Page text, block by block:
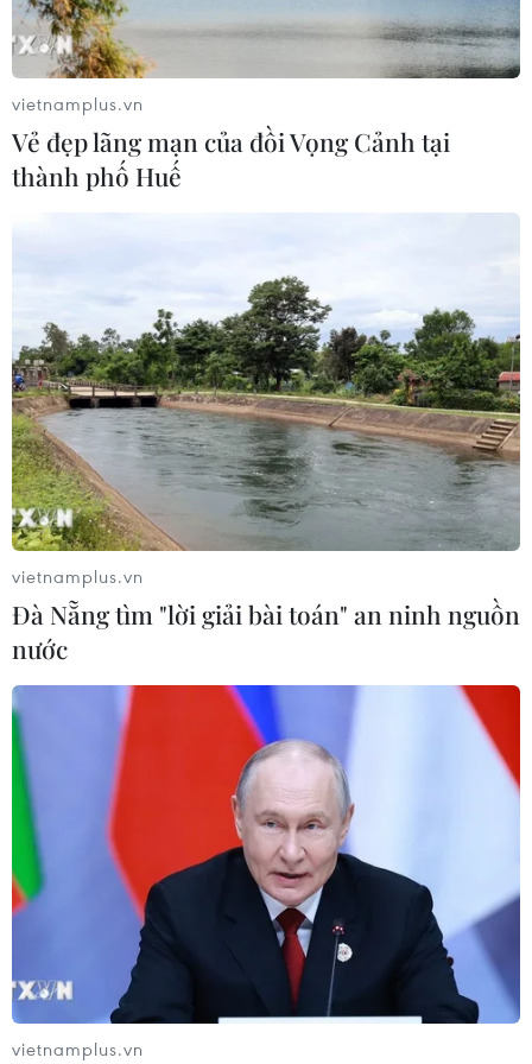
04/08/2026 05:54
Vì sao Google khiến Mỹ và
EU đối đầu về chủ quyền số?
04/08/2026 04:13
Máy bay chở khách nội địa đầu tiên
của Nga hoàn tất chuyến bay thử
nghiệm
04/08/2026 01:25
Xem thêm
CƠ QUAN CHỦ QUẢN: THÔNG TẤN XÃ VIỆT NAM
Tổng Biên tập: TRẦN TIẾN DUẨN
Phó Tổng Biên tập: NGUYỄN THỊ TÁM, KHÚC THANH
THỦY
Sở hữu trí tuệ
Quy định sử dụng
RSS
Hỗ trợ
TTXVN
Quảng cáo
Liên hệ
vietnamplus.vn
Vẻ đẹp lãng mạn của đồi Vọng Cảnh tại
thành phố Huế
vietnamplus.vn
Đà Nẵng tìm "lời giải bài toán" an ninh nguồn
nước
vietnamplus.vn